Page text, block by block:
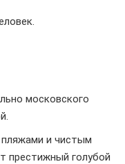
московского
пляжами и чистым
престижный голубой